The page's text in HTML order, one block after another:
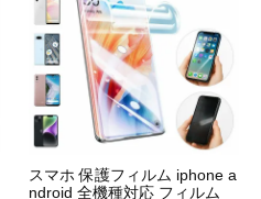
スマホ 保護フィルム iphone a
ndroid 全機種対応 フィルム